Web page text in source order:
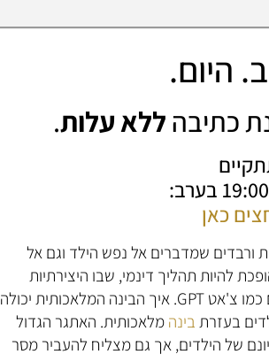
היום.
כתיבהללא עלות.
כאן
ורבדים שמדברים אל נפש הילד וגם אל
להיות תהליך דינמי, שבו היצירתיות
האנושית מקבלת דחיפה משמעותית מכלים טכנולוגיים חכמים כמו צ'אט GPT. איך הבינה המלאכותית יכולה
בעזרת בינה מלאכותית. האתגר הגדול
של הילדים, אך גם מצליח להעביר מסר